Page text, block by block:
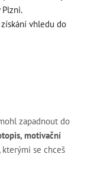
Plzni.
vhledu do
zapadnout do
motivační
se chceš